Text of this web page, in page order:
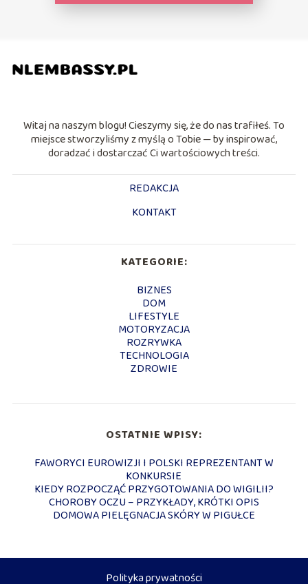
Witaj na naszym blogu! Cieszymy się, że do nas trafiłeś. To
miejsce stworzyliśmy z myślą o Tobie — by inspirować,
doradzać i dostarczać Ci wartościowych treści.
REDAKCJA
KONTAKT
KATEGORIE:
BIZNES
DOM
LIFESTYLE
MOTORYZACJA
ROZRYWKA
TECHNOLOGIA
ZDROWIE
OSTATNIE WPISY:
FAWORYCI EUROWIZJI I POLSKI REPREZENTANT W
KONKURSIE
KIEDY ROZPOCZĄĆ PRZYGOTOWANIA DO WIGILII?
CHOROBY OCZU – PRZYKŁADY, KRÓTKI OPIS
DOMOWA PIELĘGNACJA SKÓRY W PIGUŁCE
Polityka prywatności